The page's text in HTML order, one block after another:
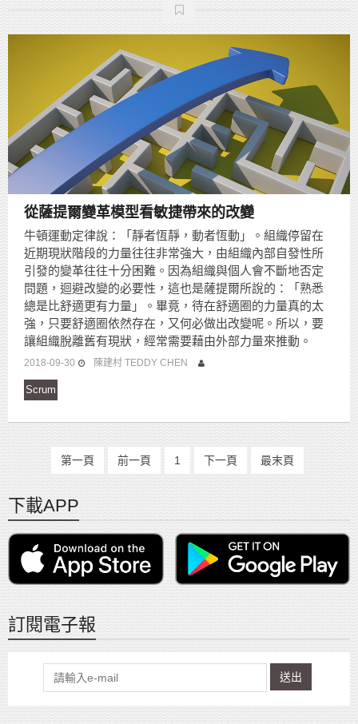
從薩提爾變革模型看敏捷帶來的改變
牛頓運動定律說：「靜者恆靜，動者恆動」。組織停留在
近期現狀階段的力量往往非常強大，由組織內部自發性所
引發的變革往往十分困難。因為組織與個人會不斷地否定
問題，迴避改變的必要性，這也是薩提爾所說的：「熟悉
總是比舒適更有力量」。畢竟，待在舒適圈的力量真的太
強，只要舒適圈依然存在，又何必做出改變呢。所以，要
讓組織脫離舊有現狀，經常需要藉由外部力量來推動。
2018-09-30 陳建村 TEDDY CHEN
Scrum
第一頁 前一頁 1 下一頁 最末頁
下載APP
訂閱電子報
送出